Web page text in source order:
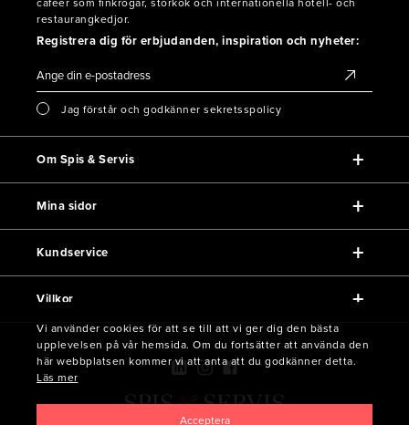
caféer som finkrogar, storkök och internationella hotell- och
restaurangkedjor.
Registrera dig för erbjudanden, inspiration och nyheter:
Jag förstår och godkänner sekretsspolicy
Om Spis & Servis
Mina sidor
Kundservice
Villkor
Vi använder cookies för att se till att vi ger dig den bästa
upplevelsen på vår hemsida. Om du fortsätter att använda den
här webbplatsen kommer vi att anta att du godkänner detta.
Läs mer
Acceptera